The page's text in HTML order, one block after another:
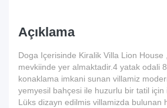
Açıklama
Doga Içerisinde Kiralik Villa Lion House
mevkiinde yer almaktadir.4 yatak odali
konaklama imkani sunan villamiz
yemyesil bahçesi ile huzurlu bir tatil için
Lüks dizayn edilmis villamizda bulunan